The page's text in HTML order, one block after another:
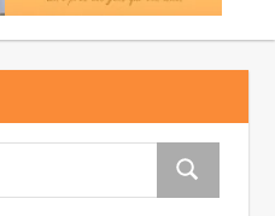
Recherche